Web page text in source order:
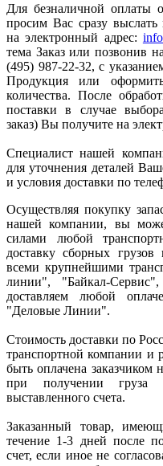
Для безналичной оплаты
просим Вас сразу
на электронный адрес:
тема Заказ или позвонив
(495) 987-22-32, с
Продукция или
количества. После
поставки в случае
заказ) Вы получите на
Специалист нашей
для уточнения деталей
и условия доставки по
Осуществляя покупку
нашей компании, вы
силами любой
доставку сборных
всеми крупнейшими
линии", "Байкал-
доставляем любой
"Деловые Линии".
Стоимость доставки по
транспортной компании и
быть оплачена
при получении груза
выставленного счета.
Заказанный товар,
течение 1-3 дней после
счет, если иное не